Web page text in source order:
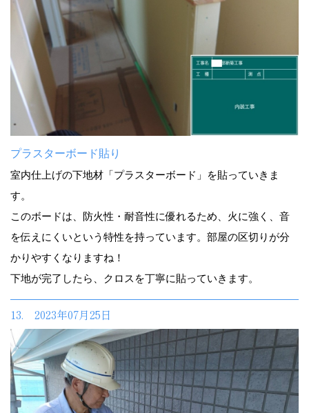
プラスターボード貼り
室内仕上げの下地材「プラスターボード」を貼っていきま
す。
このボードは、防火性・耐音性に優れるため、火に強く、音
を伝えにくいという特性を持っています。部屋の区切りが分
かりやすくなりますね！
下地が完了したら、クロスを丁寧に貼っていきます。
13. 2023年07月25日